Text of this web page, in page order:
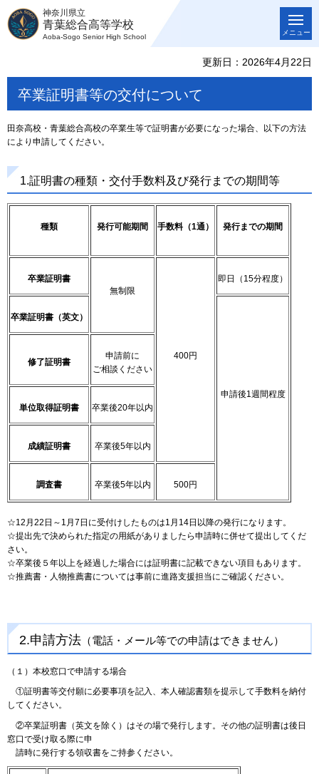
神奈川県立
青葉総合高等学校
Aoba-Sogo Senior High School
メニュー
更新日：2026年4月22日
卒業証明書等の交付について
田奈高校・青葉総合高校の卒業生等で証明書が必要になった場合、以下の方法
により申請してください。
1.証明書の種類・交付手数料及び発行までの期間等
種類 発行可能期間 手数料（1通） 発行までの期間
卒業証明書
無制限
400円
即日（15分程度）
卒業証明書（英文）
申請後1週間程度
修了証明書
申請前に
ご相談ください
単位取得証明書 卒業後20年以内
成績証明書 卒業後5年以内
調査書 卒業後5年以内 500円
☆12月22日～1月7日に受付けしたものは1月14日以降の発行になります。
☆提出先で決められた指定の用紙がありましたら申請時に併せて提出してくだ
さい。
☆卒業後５年以上を経過した場合には証明書に記載できない項目もあります。
☆推薦書・人物推薦書については事前に進路支援担当にご確認ください。
2.申請方法 （電話・メール等での申請はできません）
（１）本校窓口で申請する場合
①証明書等交付願に必要事項を記入、本人確認書類を提示して手数料を納付
してください。
②卒業証明書（英文を除く）はその場で発行します。その他の証明書は後日
窓口で受け取る際に申
請時に発行する領収書をご持参ください。